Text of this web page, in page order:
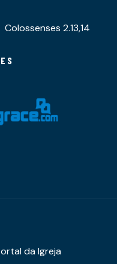
Colossenses 2.13,14
da Igreja